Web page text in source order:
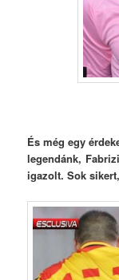
És még egy
legendánk,
igazolt. Sok